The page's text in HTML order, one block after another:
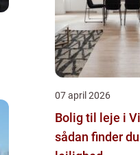
07 april 2026
Bolig til leje i
sådan finder